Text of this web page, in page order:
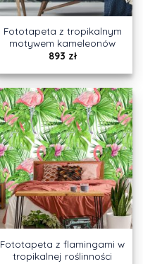
Fototapeta z tropikalnym
motywem kameleonów
893 zł
Fototapeta z flamingami w
tropikalnej roślinności